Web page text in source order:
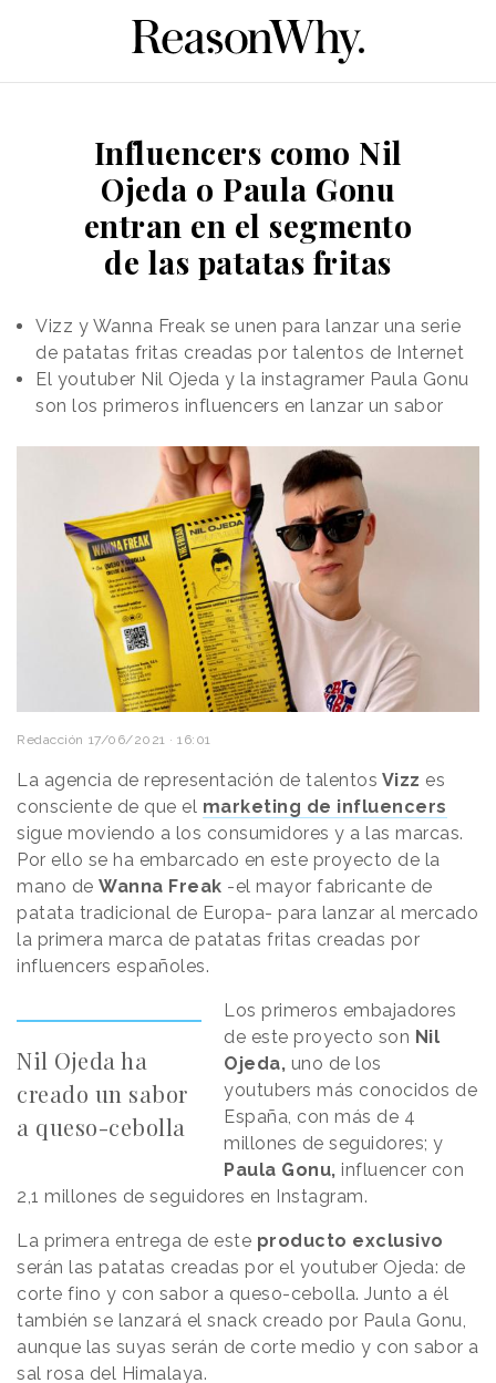
Influencers como Nil
Ojeda o Paula Gonu
entran en el segmento
de las patatas fritas
Vizz y Wanna Freak se unen para lanzar una serie
de patatas fritas creadas por talentos de Internet
El youtuber Nil Ojeda y la instagramer Paula Gonu
son los primeros influencers en lanzar un sabor
Redacción 17/06/2021 · 16:01
La agencia de representación de talentos Vizz es
consciente de que el marketing de influencers
sigue moviendo a los consumidores y a las marcas.
Por ello se ha embarcado en este proyecto de la
mano de Wanna Freak -el mayor fabricante de
patata tradicional de Europa- para lanzar al mercado
la primera marca de patatas fritas creadas por
influencers españoles.
Nil Ojeda ha
creado un sabor
a queso-cebolla
Los primeros embajadores
de este proyecto son Nil
Ojeda, uno de los
youtubers más conocidos de
España, con más de 4
millones de seguidores; y
Paula Gonu, influencer con
2,1 millones de seguidores en Instagram.
La primera entrega de este producto exclusivo
serán las patatas creadas por el youtuber Ojeda: de
corte fino y con sabor a queso-cebolla. Junto a él
también se lanzará el snack creado por Paula Gonu,
aunque las suyas serán de corte medio y con sabor a
sal rosa del Himalaya.